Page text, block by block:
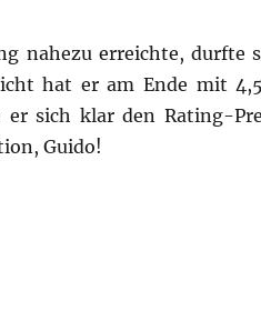
nahezu erreichte, durfte
hat er am Ende mit
er sich klar den Rating-
Guido!